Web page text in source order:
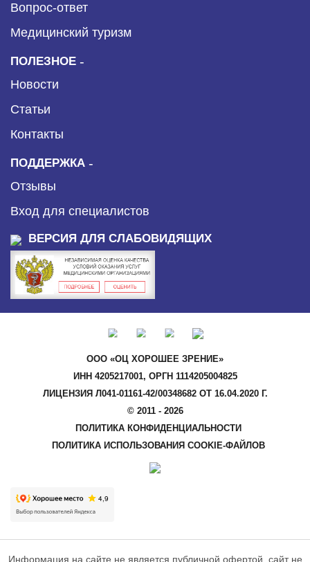
Вопрос-ответ
Медицинский туризм
ПОЛЕЗНОЕ
Новости
Статьи
Контакты
ПОДДЕРЖКА
Отзывы
Вход для специалистов
ВЕРСИЯ ДЛЯ СЛАБОВИДЯЩИХ
ООО «ОЦ ХОРОШЕЕ ЗРЕНИЕ»
ИНН 4205217001, ОРГН 1114205004825
ЛИЦЕНЗИЯ Л041-01161-42/00348682 ОТ 16.04.2020 Г.
© 2011 - 2026
ПОЛИТИКА КОНФИДЕНЦИАЛЬНОСТИ
ПОЛИТИКА ИСПОЛЬЗОВАНИЯ COOKIE-ФАЙЛОВ
Информация на сайте не является публичной офертой, сайт не